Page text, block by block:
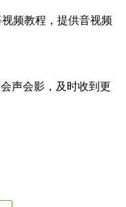
频教程，提供音视频
声会影，及时收到更